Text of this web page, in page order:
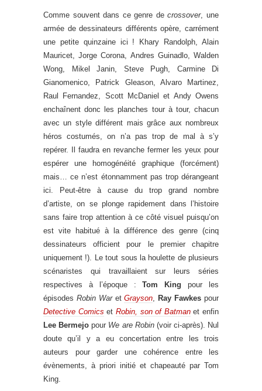
Comme souvent dans ce genre decrossover, une
armée de dessinateurs différents opère, carrément
une petite quinzaine ici ! Khary Randolph, Alain
Mauricet, Jorge Corona, Andres Guinadlo, Walden
Wong, Mikel Janin, Steve Pugh, Carmine Di
Gianomenico, Patrick Gleason, Alvaro Martinez,
Raul Fernandez, Scott McDaniel et Andy Owens
enchaînent donc les planches tour à tour, chacun
avec un style différent mais grâce aux nombreux
héros costumés, on n’a pas trop de mal à s’y
repérer. Il faudra en revanche fermer les yeux pour
espérer une homogénéité graphique (forcément)
mais… ce n’est étonnamment pas trop dérangeant
ici. Peut-être à cause du trop grand nombre
d’artiste, on se plonge rapidement dans l’histoire
sans faire trop attention à ce côté visuel puisqu’on
est vite habitué à la différence des genre (cinq
dessinateurs officient pour le premier chapitre
uniquement !). Le tout sous la houlette de plusieurs
scénaristes qui travaillaient sur leurs séries
respectives à l’époque :Tom King pour les
épisodes Robin WaretGrayson, Ray Fawkes pour
Detective Comics et Robin, son of Batmanet enfin
Lee Bermejo pour We are Robin (voir ci-après). Nul
doute qu’il y a eu concertation entre les trois
auteurs pour garder une cohérence entre les
évènements, à priori initié et chapeauté par Tom
King.